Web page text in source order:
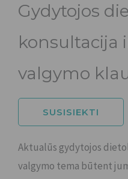
Gydytojos
konsultacija
valgymo
SUSISIEKTI
Aktualūs gydytojos
valgymo tema būtent